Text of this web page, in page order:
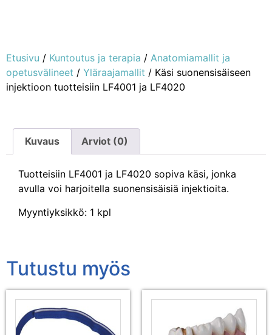
Etusivu / Kuntoutus ja terapia / Anatomiamallit ja
opetusvälineet / Yläraajamallit / Käsi suonensisäiseen
injektioon tuotteisiin LF4001 ja LF4020
Kuvaus Arviot (0)
Tuotteisiin LF4001 ja LF4020 sopiva käsi, jonka
avulla voi harjoitella suonensisäisiä injektioita.
Myyntiyksikkö: 1 kpl
Tutustu myös